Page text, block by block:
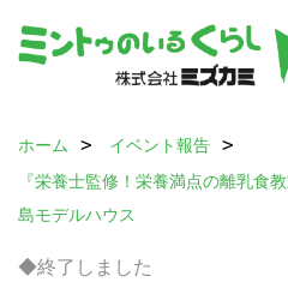
ホーム
イベント報告
『栄養士監修！栄養満点の離乳食教
島モデルハウス
◆終了しました